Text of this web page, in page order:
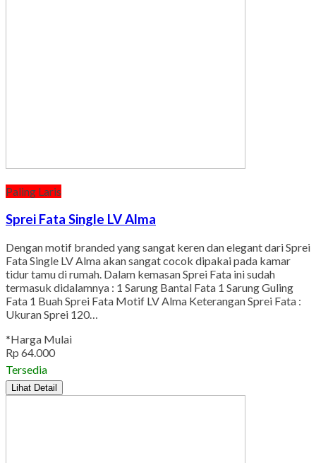
Paling Laris
Sprei Fata Single LV Alma
Dengan motif branded yang sangat keren dan elegant dari Sprei
Fata Single LV Alma akan sangat cocok dipakai pada kamar
tidur tamu di rumah. Dalam kemasan Sprei Fata ini sudah
termasuk didalamnya : 1 Sarung Bantal Fata 1 Sarung Guling
Fata 1 Buah Sprei Fata Motif LV Alma Keterangan Sprei Fata :
Ukuran Sprei 120…
*Harga Mulai
Rp 64.000
Tersedia
Lihat Detail